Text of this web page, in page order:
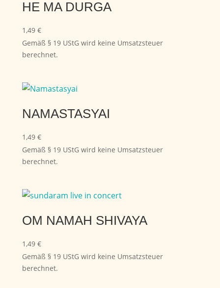
HE MA DURGA
1,49 €
Gemäß § 19 UStG wird keine Umsatzsteuer
berechnet.
NAMASTASYAI
1,49 €
Gemäß § 19 UStG wird keine Umsatzsteuer
berechnet.
OM NAMAH SHIVAYA
1,49 €
Gemäß § 19 UStG wird keine Umsatzsteuer
berechnet.